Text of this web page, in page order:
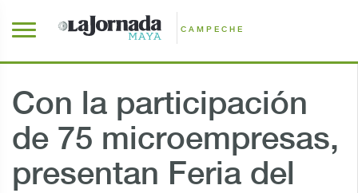
CAMPECHE
Con la participación
de 75 microempresas,
presentan Feria del